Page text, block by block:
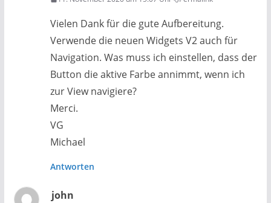
Vielen Dank für die gute Aufbereitung.
Verwende die neuen Widgets V2 auch für
Navigation. Was muss ich einstellen, dass der
Button die aktive Farbe annimmt, wenn ich
zur View navigiere?
Merci.
VG
Michael
Antworten
john